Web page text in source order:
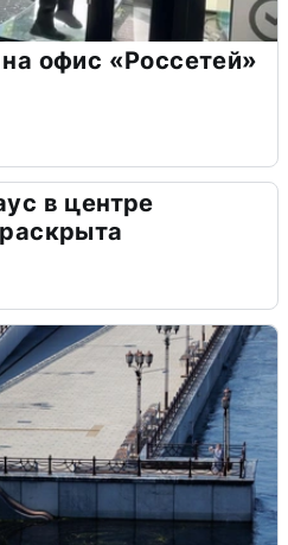
офис «Россетей»
в центре